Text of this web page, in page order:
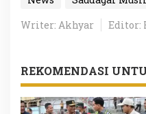
Writer: Akhyar
Editor:
REKOMENDASI